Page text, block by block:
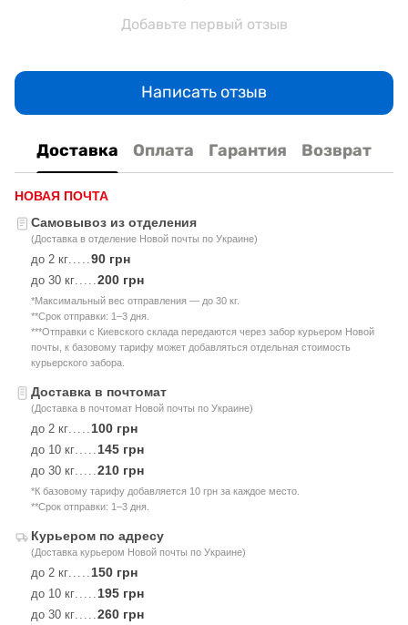
Добавьте первый отзыв
Написать отзыв
Доставка Оплата Гарантия Возврат
НОВАЯ ПОЧТА
Самовывоз из отделения
(Доставка в отделение Новой почты по Украине)
до 2 кг 90 грн
до 30 кг 200 грн
*Максимальный вес отправления — до 30 кг.
**Срок отправки: 1–3 дня.
***Отправки с Киевского склада передаются через забор курьером Новой
почты, к базовому тарифу может добавляться отдельная стоимость
курьерского забора.
Доставка в почтомат
(Доставка в почтомат Новой почты по Украине)
до 2 кг 100 грн
до 10 кг 145 грн
до 30 кг 210 грн
*К базовому тарифу добавляется 10 грн за каждое место.
**Срок отправки: 1–3 дня.
Курьером по адресу
(Доставка курьером Новой почты по Украине)
до 2 кг 150 грн
до 10 кг 195 грн
до 30 кг 260 грн